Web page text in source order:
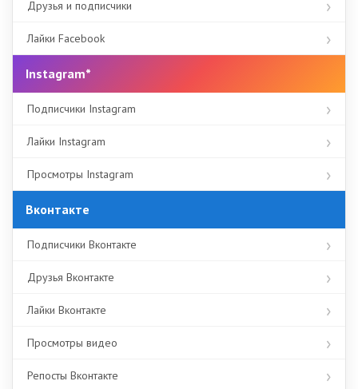
Друзья и подписчики
Лайки Facebook
Instagram*
Подписчики Instagram
Лайки Instagram
Просмотры Instagram
Вконтакте
Подписчики Вконтакте
Друзья Вконтакте
Лайки Вконтакте
Просмотры видео
Репосты Вконтакте